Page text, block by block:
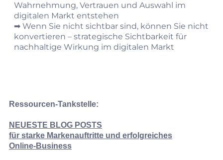
Wahrnehmung, Vertrauen und Auswahl im
digitalen Markt entstehen
➡︎ Wenn Sie nicht sichtbar sind, können Sie nicht
konvertieren – strategische Sichtbarkeit für
nachhaltige Wirkung im digitalen Markt
Ressourcen-Tankstelle:
NEUESTE BLOG POSTS
für starke Markenauftritte und erfolgreiches
Online‑Business